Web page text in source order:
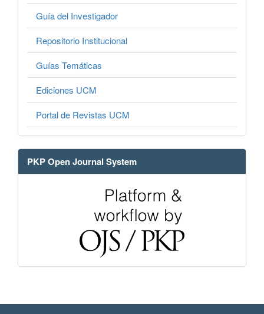
Guía del Investigador
Repositorio Institucional
Guías Temáticas
Ediciones UCM
Portal de Revistas UCM
PKP Open Journal System